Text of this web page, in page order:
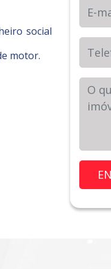
social
motor.
Sua